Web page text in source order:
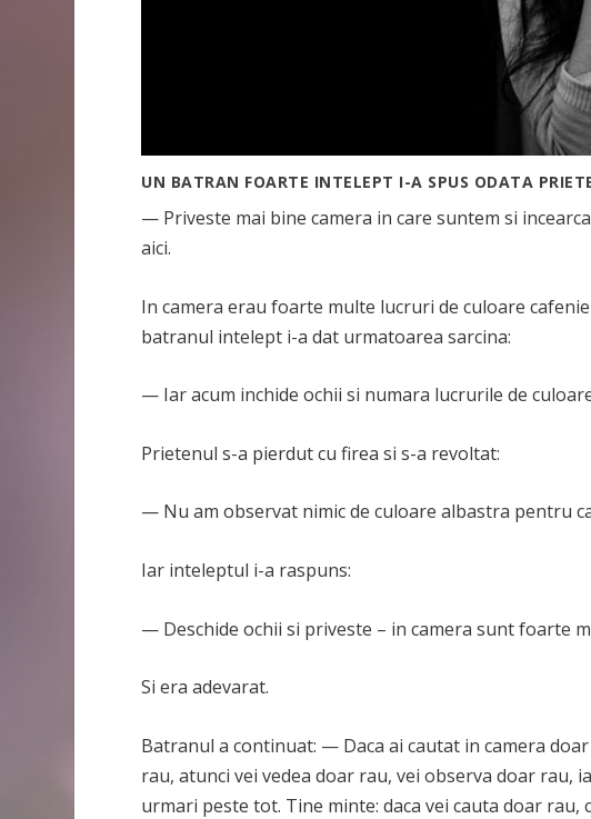
UN BATRAN FOARTE INTELEPT I-A SPUS ODATA
— Priveste mai bine camera in care suntem si
aici.
In camera erau foarte multe lucruri de culoare
batranul intelept i-a dat urmatoarea sarcina:
— Iar acum inchide ochii si numara lucrurile de
Prietenul s-a pierdut cu firea si s-a revoltat:
— Nu am observat nimic de culoare albastra pentru
Iar inteleptul i-a raspuns:
— Deschide ochii si priveste – in camera sunt foarte
Si era adevarat.
Batranul a continuat: — Daca ai cautat in camera
rau, atunci vei vedea doar rau, vei observa doar rau,
urmari peste tot. Tine minte: daca vei cauta doar